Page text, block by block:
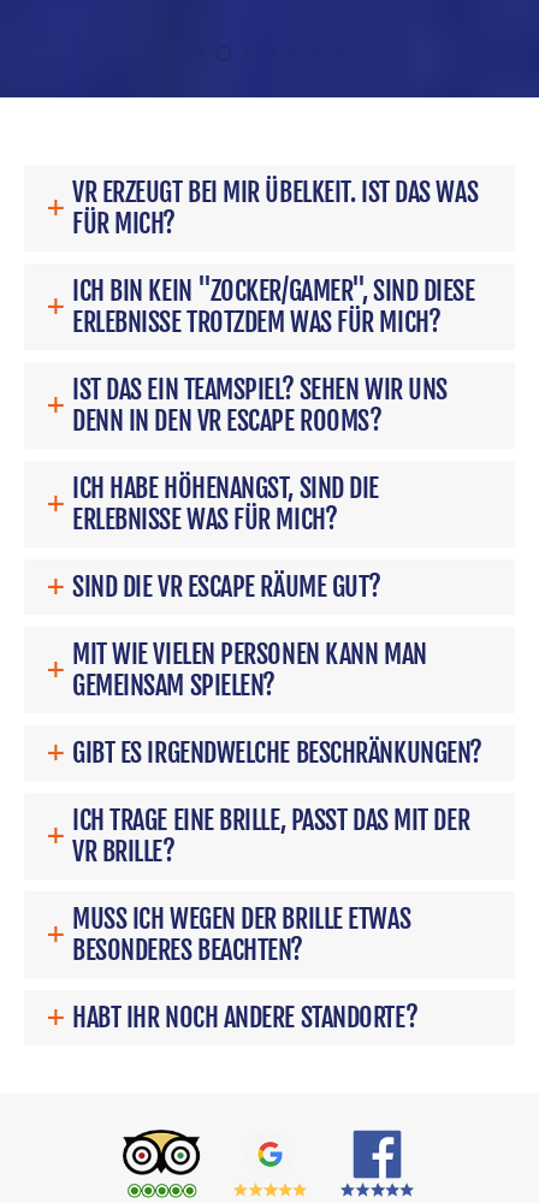
VR ERZEUGT BEI MIR ÜBELKEIT. IST DAS WAS
FÜR MICH?
ICH BIN KEIN "ZOCKER/GAMER", SIND DIESE
ERLEBNISSE TROTZDEM WAS FÜR MICH?
IST DAS EIN TEAMSPIEL? SEHEN WIR UNS
DENN IN DEN VR ESCAPE ROOMS?
ICH HABE HÖHENANGST, SIND DIE
ERLEBNISSE WAS FÜR MICH?
SIND DIE VR ESCAPE RÄUME GUT?
MIT WIE VIELEN PERSONEN KANN MAN
GEMEINSAM SPIELEN?
GIBT ES IRGENDWELCHE BESCHRÄNKUNGEN?
ICH TRAGE EINE BRILLE, PASST DAS MIT DER
VR BRILLE?
MUSS ICH WEGEN DER BRILLE ETWAS
BESONDERES BEACHTEN?
HABT IHR NOCH ANDERE STANDORTE?